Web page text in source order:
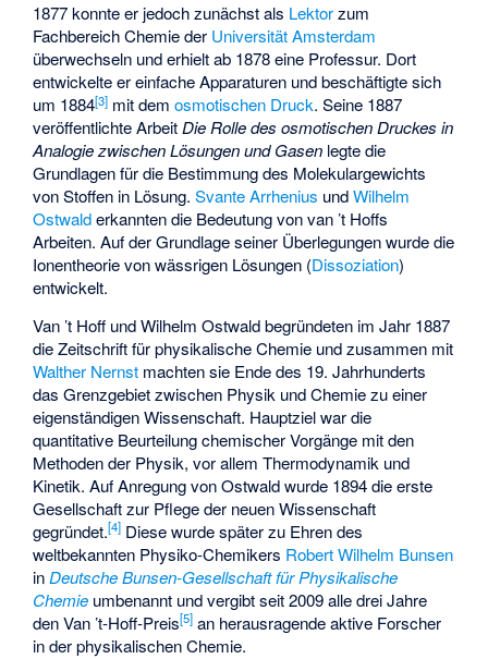
1877 konnte er jedoch zunächst als Lektorzum
Fachbereich Chemie der Universität Amsterdam
überwechseln und erhielt ab 1878 eine Professur. Dort
entwickelte er einfache Apparaturen und beschäftigte sich
um 1884[3] mit demosmotischen Druck. Seine 1887
veröffentlichte ArbeitDie Rolle des osmotischen Druckes in
Analogie zwischen Lösungen und Gasen legte die
Grundlagen für die Bestimmung des Molekulargewichts
von Stoffen in Lösung.Svante Arrhenius undWilhelm
Ostwalderkannten die Bedeutung von van ’t Hoffs
Arbeiten. Auf der Grundlage seiner Überlegungen wurde die
Ionentheorie von wässrigen Lösungen (Dissoziation)
entwickelt.
Van ’t Hoff und Wilhelm Ostwald begründeten im Jahr 1887
dieZeitschrift für physikalische Chemie und zusammen mit
Walther Nernst machten sie Ende des 19. Jahrhunderts
das Grenzgebiet zwischen Physik und Chemie zu einer
eigenständigen Wissenschaft. Hauptziel war die
quantitative Beurteilung chemischer Vorgänge mit den
Methoden der Physik, vor allem Thermodynamik und
Kinetik. Auf Anregung von Ostwald wurde 1894 die erste
Gesellschaft zur Pflege der neuen Wissenschaft
gegründet.[4] Diese wurde später zu Ehren des
weltbekannten Physiko-Chemikers Robert Wilhelm Bunsen
inDeutsche Bunsen-Gesellschaft für Physikalische
Chemie umbenannt und vergibt seit 2009 alle drei Jahre
den Van ’t-Hoff-Preis[5] an herausragende aktive Forscher
in der physikalischen Chemie.